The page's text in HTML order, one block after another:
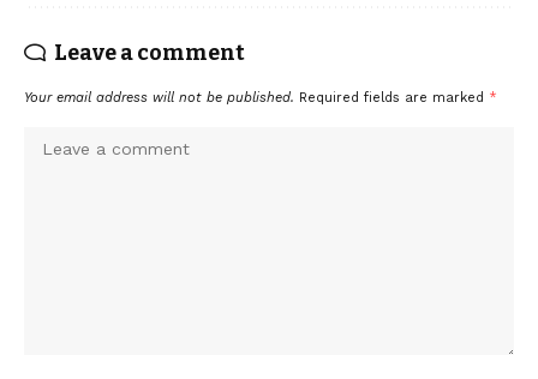
Leave a comment
Your email address will not be published. Required fields are marked *